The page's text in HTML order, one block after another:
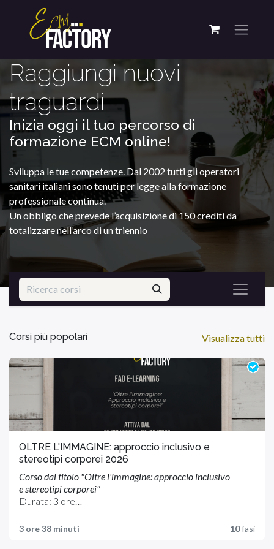
Raggiungi nuovi
traguardi
Inizia oggi il tuo percorso di
formazione ECM online!
Sviluppa le tue competenze. Dal 2002 tutti gli operatori
sanitari italiani sono tenuti per legge alla formazione
professionale continua.
Un obbligo che prevede l’acquisizione di 150 crediti da
totalizzare nell’arco di un triennio
Visualizza tutti
Corsi più popolari
OLTRE L'IMMAGINE: approccio inclusivo e
stereotipi corporei 2026
Corso dal titolo "Oltre l'immagine: approccio inclusivo
e stereotipi corporei"
Durata: 3 ore
Professioni Accreditate: Tutte le professioni
La FAD E-learning è composta da:
MODULO 1 dal titolo "Il mito della bellezza"
3 ore 38 minuti 10fasi